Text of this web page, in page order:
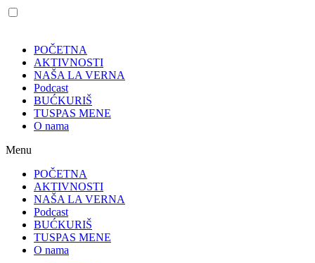
POČETNA
AKTIVNOSTI
NAŠA LA VERNA
Podcast
BUĆKURIŠ
TUSPAS MENE
O nama
Menu
POČETNA
AKTIVNOSTI
NAŠA LA VERNA
Podcast
BUĆKURIŠ
TUSPAS MENE
O nama